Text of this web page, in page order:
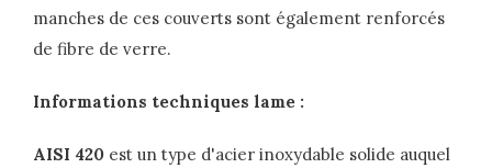
manches de ces couverts sont également renforcés
de fibre de verre.
Informations techniques lame :
AISI 420 est un type d'acier inoxydable solide auquel